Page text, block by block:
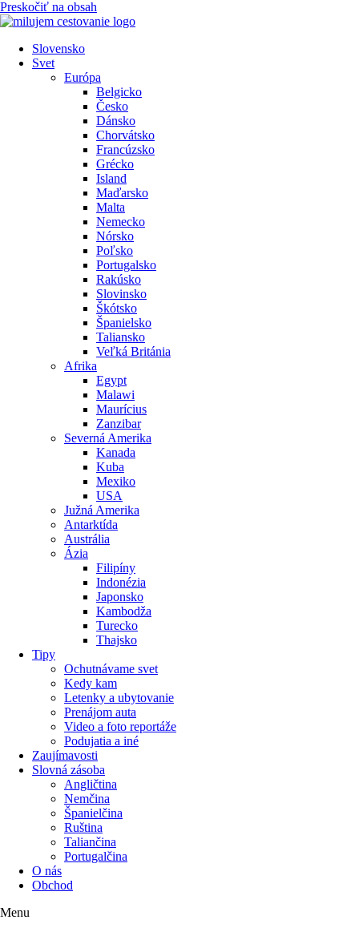
Preskočiť na obsah
Slovensko
Svet
Európa
Belgicko
Česko
Dánsko
Chorvátsko
Francúzsko
Grécko
Island
Maďarsko
Malta
Nemecko
Nórsko
Poľsko
Portugalsko
Rakúsko
Slovinsko
Škótsko
Španielsko
Taliansko
Veľká Británia
Afrika
Egypt
Malawi
Maurícius
Zanzibar
Severná Amerika
Kanada
Kuba
Mexiko
USA
Južná Amerika
Antarktída
Austrália
Ázia
Filipíny
Indonézia
Japonsko
Kambodža
Turecko
Thajsko
Tipy
Ochutnávame svet
Kedy kam
Letenky a ubytovanie
Prenájom auta
Video a foto reportáže
Podujatia a iné
Zaujímavosti
Slovná zásoba
Angličtina
Nemčina
Španielčina
Ruština
Taliančina
Portugalčina
O nás
Obchod
Menu